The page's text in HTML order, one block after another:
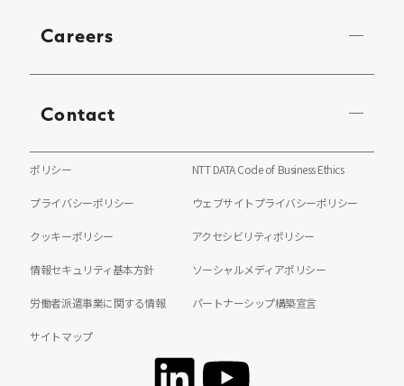
Careers
Contact
ポリシー NTT DATA Code of Business Ethics
プライバシーポリシー ウェブサイトプライバシーポリシー
クッキーポリシー アクセシビリティポリシー
情報セキュリティ基本方針 ソーシャルメディアポリシー
労働者派遣事業に関する情報 パートナーシップ構築宣言
サイトマップ